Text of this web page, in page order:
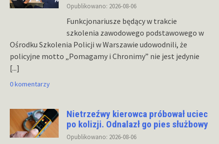
Opublikowano: 2026-08-06
Funkcjonariusze będący w trakcie
szkolenia zawodowego podstawowego w
Ośrodku Szkolenia Policji w Warszawie udowodnili, że
policyjne motto „Pomagamy i Chronimy” nie jest jedynie
[...]
0 komentarzy
Nietrzeźwy kierowca próbował uciec
po kolizji. Odnalazł go pies służbowy
Opublikowano: 2026-08-06